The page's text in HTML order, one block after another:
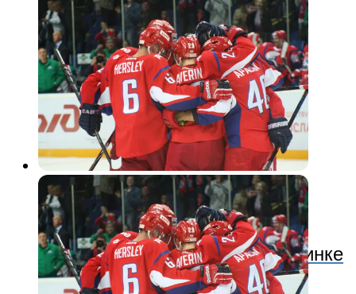
КХЛ 11 лет назад
«Локомотив» в гостевом поединке
сыграет с «Сочи»